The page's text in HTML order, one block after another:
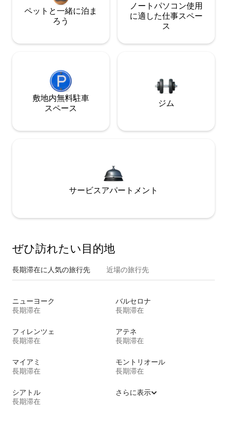
ペットと一緒に泊ま
ろう
ノートパソコン使用
に適した仕事スペー
ス
敷地内無料駐⁠車
ス⁠ペ⁠ー⁠ス
ジム
サービスアパートメント
ぜひ訪⁠れ⁠た⁠い目⁠的⁠地
長期滞在に人気の旅行先 近場の旅行先
ニューヨーク
長期滞在
バルセロナ
長期滞在
フィレンツェ
長期滞在
アテネ
長期滞在
マイアミ
長期滞在
モントリオール
長期滞在
シアトル
長期滞在
さらに表示